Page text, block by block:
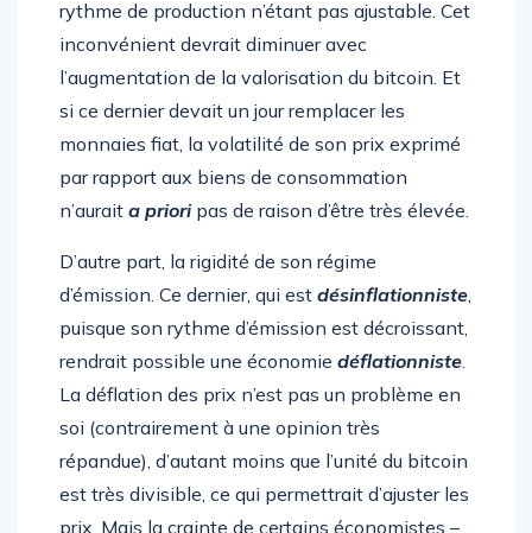
rythme de production n’étant pas ajustable. Cet
inconvénient devrait diminuer avec
l’augmentation de la valorisation du bitcoin. Et
si ce dernier devait un jour remplacer les
monnaies fiat, la volatilité de son prix exprimé
par rapport aux biens de consommation
n’aurait a prioripas de raison d’être très élevée.
D’autre part, la rigidité de son régime
d’émission. Ce dernier, qui est désinflationniste,
puisque son rythme d’émission est décroissant,
rendrait possible une économie déflationniste.
La déflation des prix n’est pas un problème en
soi (contrairement à une opinion très
répandue), d’autant moins que l’unité du bitcoin
est très divisible, ce qui permettrait d’ajuster les
prix. Mais la crainte de certains économistes –